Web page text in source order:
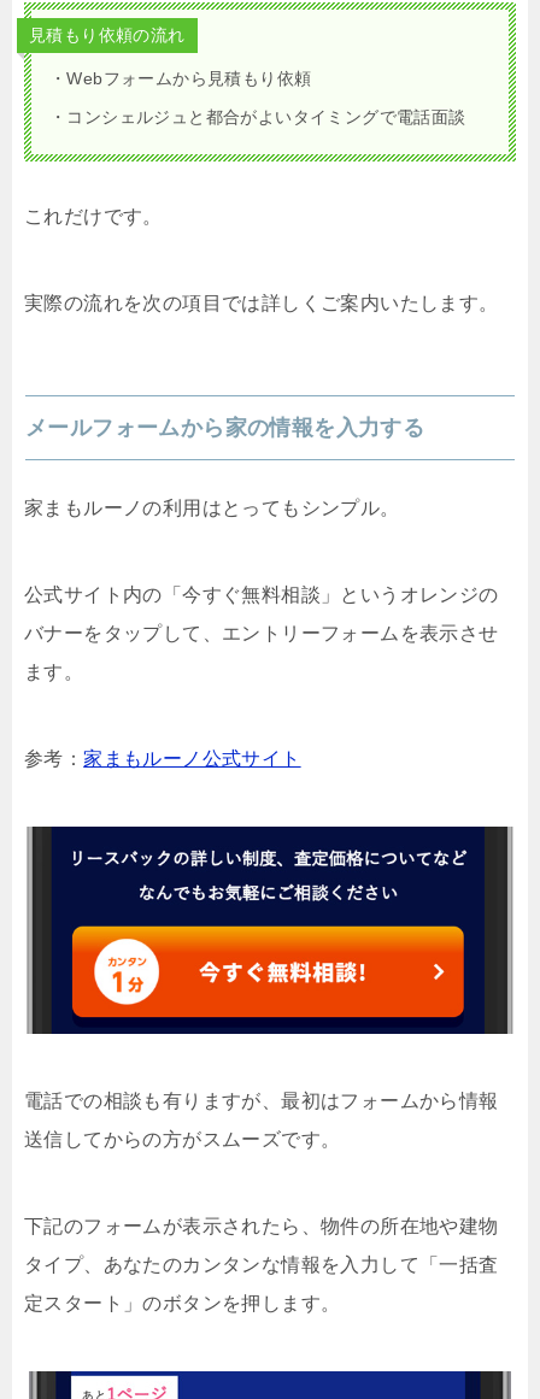
見積もり依頼の流れ
・Webフォームから見積もり依頼
・コンシェルジュと都合がよいタイミングで電話面談
これだけです。
実際の流れを次の項目では詳しくご案内いたします。
メールフォームから家の情報を入力する
家まもルーノの利用はとってもシンプル。
公式サイト内の「今すぐ無料相談」というオレンジの
バナーをタップして、エントリーフォームを表示させ
ます。
参考：家まもルーノ公式サイト
電話での相談も有りますが、最初はフォームから情報
送信してからの方がスムーズです。
下記のフォームが表示されたら、物件の所在地や建物
タイプ、あなたのカンタンな情報を入力して「一括査
定スタート」のボタンを押します。